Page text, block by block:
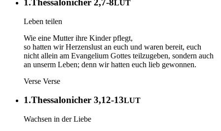
1.Thessalonicher 2,7-8LUT
Leben teilen
Wie eine Mutter ihre Kinder pflegt,
so hatten wir Herzenslust an euch und waren bereit, euch
nicht allein am Evangelium Gottes teilzugeben, sondern auch
an unserm Leben; denn wir hatten euch lieb gewonnen.
Verse Verse
1.Thessalonicher 3,12-13LUT
Wachsen in der Liebe